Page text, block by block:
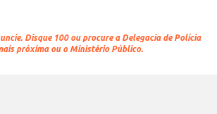
Disque 100 ou procure a Delegacia de Polícia
próxima ou o Ministério Público.